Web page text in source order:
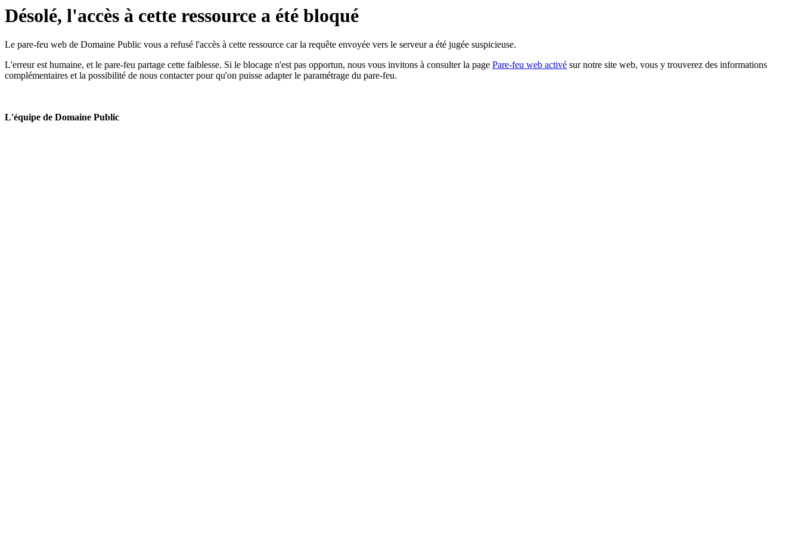
Désolé, l'accès à cette ressource a été bloqué
Le pare-feu web de Domaine Public vous a refusé l'accès à cette ressource car la requête envoyée vers le serveur a été jugée suspicieuse.
L'erreur est humaine, et le pare-feu partage cette faiblesse. Si le blocage n'est pas opportun, nous vous invitons à consulter la page Pare-feu web activé sur notre site web, vous y trouverez des informations
complémentaires et la possibilité de nous contacter pour qu'on puisse adapter le paramétrage du pare-feu.
L'équipe de Domaine Public